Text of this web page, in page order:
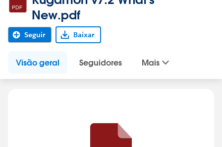
New.pdf
Seguir Baixar
Visão geral Seguidores Mais